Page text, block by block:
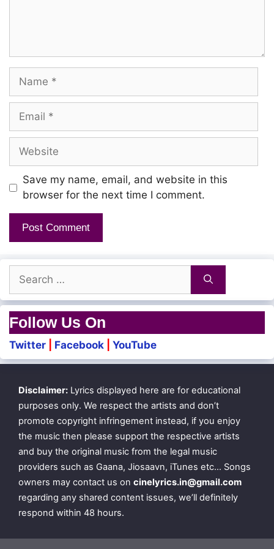
Neethaan En Ponnae
Kanne! Kanmaniye!
Kanne! En Kanmaniye!
Kanne! Kanmaniye!
Kanne! En Kanmaniye!
Kanne! Kanmaniye!
Kanne! Kanmaniye!
Kanne! En Kanmaniye!
Name
Email
Website
Save my name, email, and website in this
browser for the next time I comment.
Search
for:
Follow Us On
Twitter Facebook YouTube
Disclaimer: Lyrics displayed here are for educational
purposes only. We respect the artists and don’t
promote copyright infringement instead, if you enjoy
the music then please support the respective artists
and buy the original music from the legal music
providers such as Gaana, Jiosaavn, iTunes etc… Songs
owners may contact us on cinelyrics.in@gmail.com
regarding any shared content issues, we’ll definitely
respond within 48 hours.